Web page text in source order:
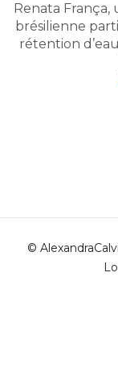
Renata França,
brésilienne
rétention
©